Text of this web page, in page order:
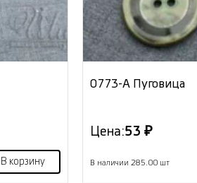
В корзину
0773-А Пуговица
Цена:53 ₽
В наличии 285.00 шт